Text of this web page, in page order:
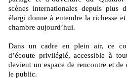
scènes internationales depuis plus
élargi donne à entendre la richesse
chambre aujourd’hui.
Dans un cadre en plein air, ce
d’écoute privilégié, accessible à
devient un espace de rencontre et
le public.